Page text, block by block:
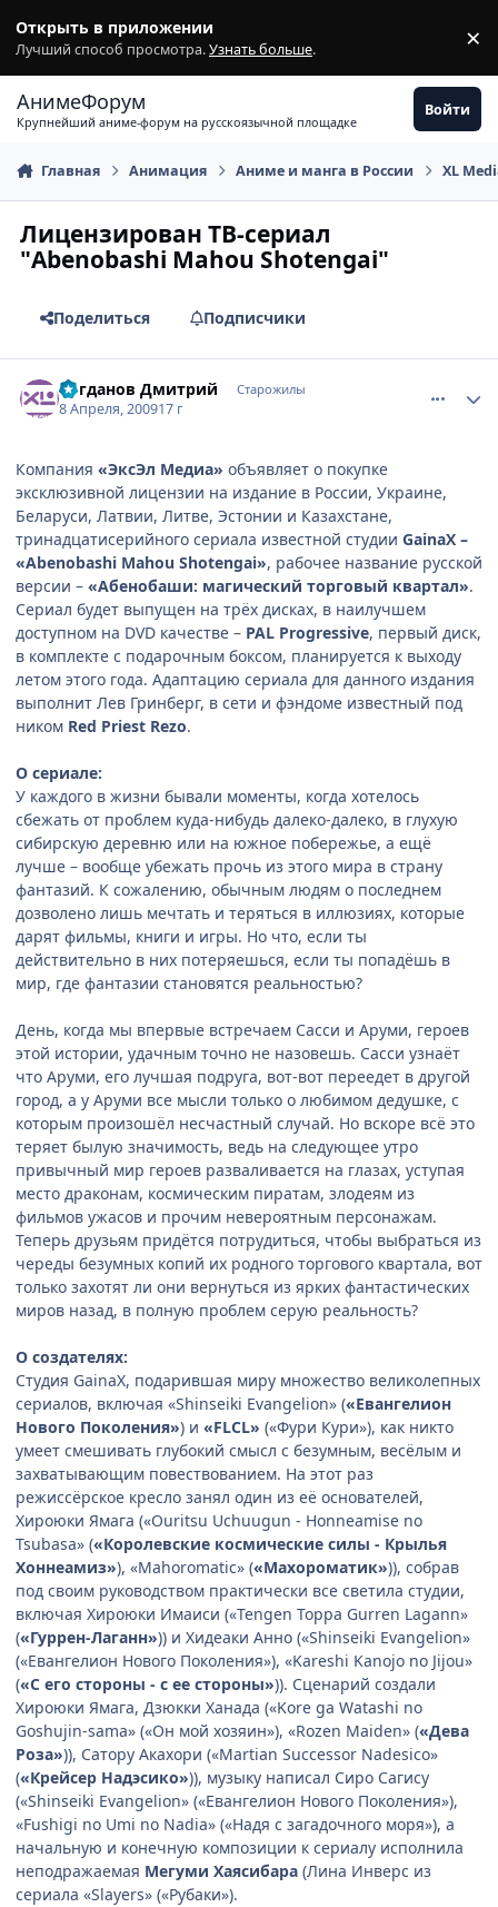
Открыть в приложении
Лучший способ просмотра.Узнать больше. ×
АнимеФорум
Крупнейший аниме-форум на русскоязычной площадке
Войти
Главная Анимация Аниме и манга в России XL
Лицензирован ТВ-сериал
"Abenobashi Mahou Shotengai"
Поделиться Подписчики
Богданов Дмитрий Старожилы
8 Апреля, 200917 г
Компания «ЭксЭл Медиа» объявляет о покупке
эксклюзивной лицензии на издание в России, Украине,
Беларуси, Латвии, Литве, Эстонии и Казахстане,
тринадцатисерийного сериала известной студии GainaX –
«Abenobashi Mahou Shotengai», рабочее название русской
версии – «Абенобаши: магический торговый квартал».
Сериал будет выпущен на трёх дисках, в наилучшем
доступном на DVD качестве – PAL Progressive, первый диск,
в комплекте с подарочным боксом, планируется к выходу
летом этого года. Адаптацию сериала для данного издания
выполнит Лев Гринберг, в сети и фэндоме известный под
ником Red Priest Rezo.
О сериале:
У каждого в жизни бывали моменты, когда хотелось
сбежать от проблем куда-нибудь далеко-далеко, в глухую
сибирскую деревню или на южное побережье, а ещё
лучше – вообще убежать прочь из этого мира в страну
фантазий. К сожалению, обычным людям о последнем
дозволено лишь мечтать и теряться в иллюзиях, которые
дарят фильмы, книги и игры. Но что, если ты
действительно в них потеряешься, если ты попадёшь в
мир, где фантазии становятся реальностью?
День, когда мы впервые встречаем Сасси и Аруми, героев
этой истории, удачным точно не назовешь. Сасси узнаёт
что Аруми, его лучшая подруга, вот-вот переедет в другой
город, а у Аруми все мысли только о любимом дедушке, с
которым произошёл несчастный случай. Но вскоре всё это
теряет былую значимость, ведь на следующее утро
привычный мир героев разваливается на глазах, уступая
место драконам, космическим пиратам, злодеям из
фильмов ужасов и прочим невероятным персонажам.
Теперь друзьям придётся потрудиться, чтобы выбраться из
череды безумных копий их родного торгового квартала, вот
только захотят ли они вернуться из ярких фантастических
миров назад, в полную проблем серую реальность?
О создателях:
Студия GainaX, подарившая миру множество великолепных
сериалов, включая «Shinseiki Evangelion» («Евангелион
Нового Поколения») и «FLCL» («Фури Кури»), как никто
умеет смешивать глубокий смысл с безумным, весёлым и
захватывающим повествованием. На этот раз
режиссёрское кресло занял один из её основателей,
Хироюки Ямага («Ouritsu Uchuugun - Honneamise no
Tsubasa» («Королевские космические силы - Крылья
Хоннеамиз»), «Mahoromatic» («Махороматик»)), собрав
под своим руководством практически все светила студии,
включая Хироюки Имаиси («Tengen Toppa Gurren Lagann»
(«Гуррен-Лаганн»)) и Хидеаки Анно («Shinseiki Evangelion»
(«Евангелион Нового Поколения»), «Kareshi Kanojo no Jijou»
(«С его стороны - с ее стороны»)). Сценарий создали
Хироюки Ямага, Дзюкки Ханада («Kore ga Watashi no
Goshujin-sama» («Он мой хозяин»), «Rozen Maiden» («Дева
Роза»)), Сатору Акахори («Martian Successor Nadesico»
(«Крейсер Надэсико»)), музыку написал Сиро Сагису
(«Shinseiki Evangelion» («Евангелион Нового Поколения»),
«Fushigi no Umi no Nadia» («Надя с загадочного моря»), а
начальную и конечную композиции к сериалу исполнила
неподражаемая Мегуми Хаясибара (Лина Инверс из
сериала «Slayers» («Рубаки»).